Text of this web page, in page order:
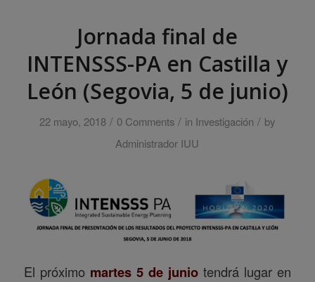
Jornada final de
INTENSSS-PA en Castilla y
León (Segovia, 5 de junio)
22 mayo, 2018 / 0 Comments / in Investigación / by
Administrador IUU
El próximo martes 5 de junio tendrá lugar en